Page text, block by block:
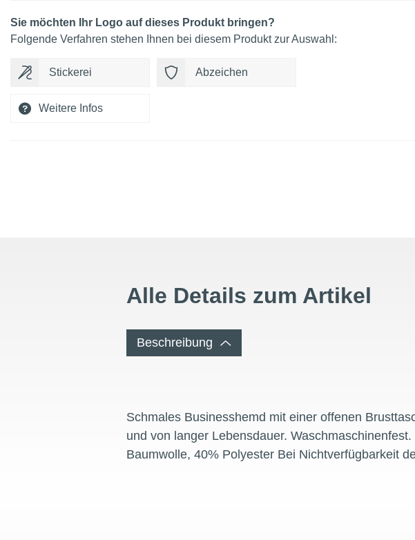
Sie möchten Ihr Logo auf dieses Produkt bringen?
Folgende Verfahren stehen Ihnen bei diesem Produkt zur Auswahl:
Stickerei Abzeichen
Weitere Infos
Alle Details zum Artikel
Beschreibung
Schmales Businesshemd mit einer offenen
und von langer Lebensdauer.
Baumwolle, 40% Polyester Bei Nichtverfügbarkeit